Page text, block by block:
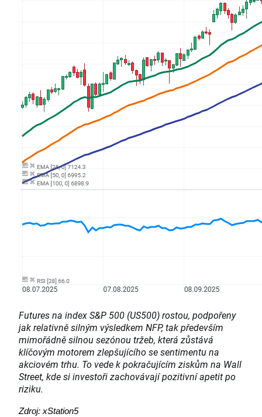
Futures na index S&P 500 (US500) rostou, podpořeny
jak relativně silným výsledkem NFP, tak především
mimořádně silnou sezónou tržeb, která zůstává
klíčovým motorem zlepšujícího se sentimentu na
akciovém trhu. To vede k pokračujícím ziskům na Wall
Street, kde si investoři zachovávají pozitivní apetit po
riziku.
Zdroj: xStation5